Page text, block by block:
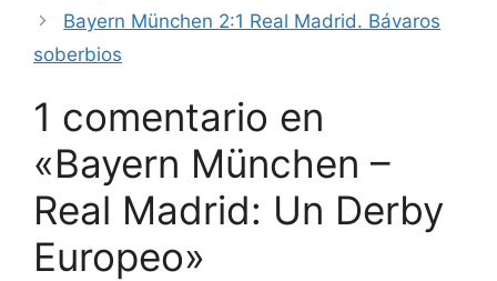
Bayern München 2:1 Real Madrid. Bávaros
soberbios
1 comentario en
«Bayern München –
Real Madrid: Un Derby
Europeo»